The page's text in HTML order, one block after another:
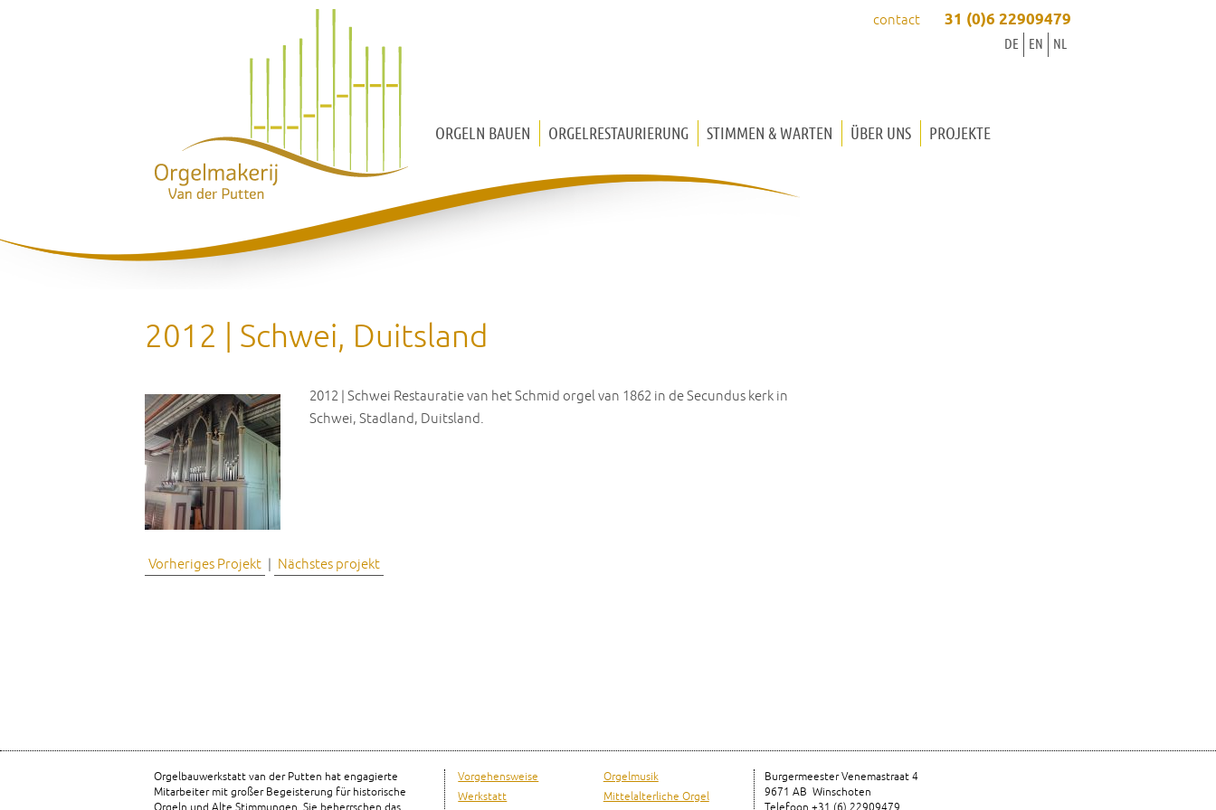
contact 31 (0)6 22909479
NL
EN
DE
ORGELN BAUEN
TRUHENORGEL
ORGELRESTAURIERUNG STIMMEN & WARTEN ÜBER UNS PROJEKTE
2012 | Schwei, Duitsland
2012 | Schwei Restauratie van het Schmid orgel van 1862 in de Secundus kerk in
Schwei, Stadland, Duitsland.
Vorheriges Projekt | Nächstes projekt
Orgelbauwerkstatt van der Putten hat engagierte
Mitarbeiter mit großer Begeisterung für historische
Vorgehensweise
Werkstatt
Orgelmusik
Mittelalterliche Orgel
Burgermeester Venemastraat 4
9671 AB Winschoten